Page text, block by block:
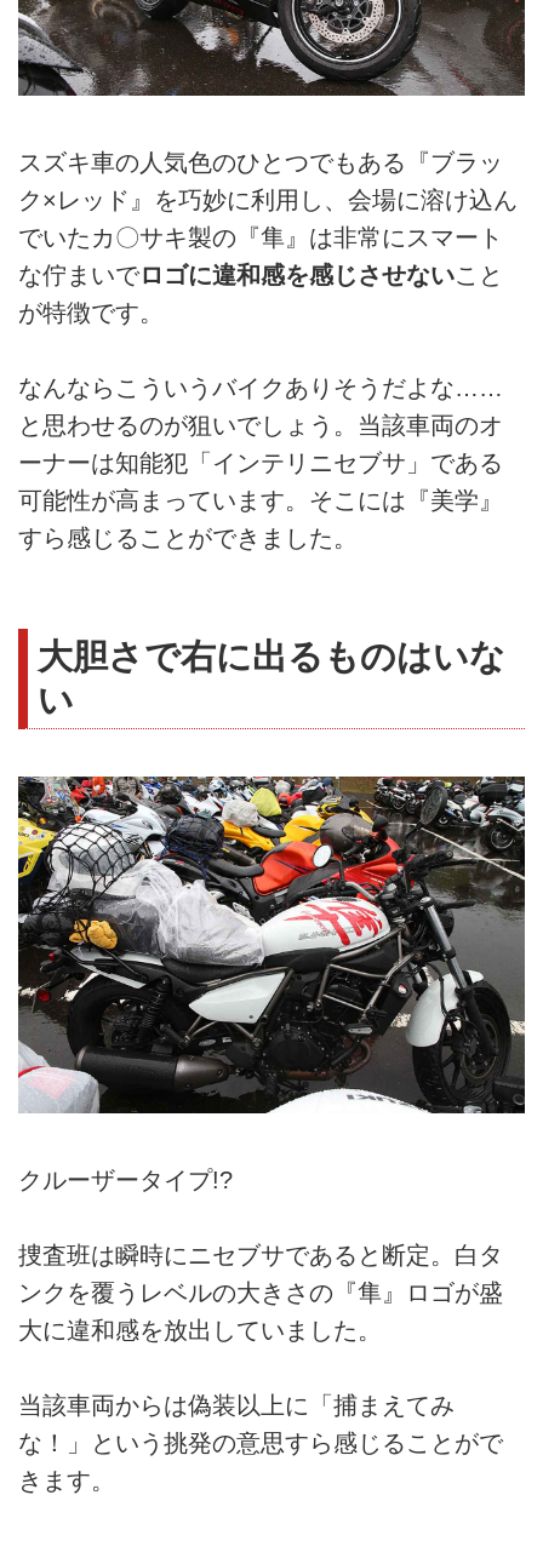
スズキ車の人気色のひとつでもある『ブラッ
ク×レッド』を巧妙に利用し、会場に溶け込ん
でいたカ〇サキ製の『隼』は非常にスマート
な佇まいでロゴに違和感を感じさせないこと
が特徴です。
なんならこういうバイクありそうだよな……
と思わせるのが狙いでしょう。当該車両のオ
ーナーは知能犯「インテリニセブサ」である
可能性が高まっています。そこには『美学』
すら感じることができました。
大胆さで右に出るものはいな
い
クルーザータイプ!?
捜査班は瞬時にニセブサであると断定。白タ
ンクを覆うレベルの大きさの『隼』ロゴが盛
大に違和感を放出していました。
当該車両からは偽装以上に「捕まえてみ
な！」という挑発の意思すら感じることがで
きます。